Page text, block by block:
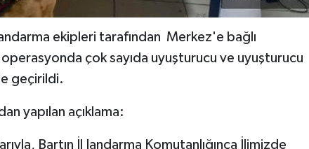
ekipleri tarafından Merkez'e bağlı
çok sayıda uyuşturucu ve uyuşturucu
geçirildi.
yapılan açıklama:
Bartın İl Jandarma Komutanlığınca İlimizde